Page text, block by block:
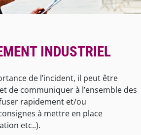
INDUSTRIEL
de l’incident, il peut être
de communiquer à l’ensemble des
rapidement et/ou
à mettre en place
etc..).